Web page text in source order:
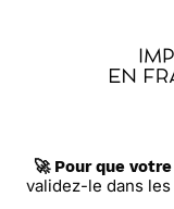
🚀 Pour que votre
validez-le dans les